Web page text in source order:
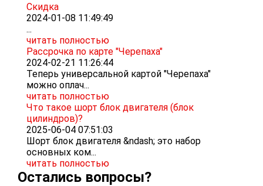
Скидка
2024-01-08 11:49:49
...
читать полностью
Рассрочка по карте "Черепаха"
2024-02-21 11:26:44
Теперь универсальной картой "Черепаха"
можно оплач...
читать полностью
Что такое шорт блок двигателя (блок
цилиндров)?
2025-06-04 07:51:03
Шорт блок двигателя &ndash; это набор
основных ком...
читать полностью
Остались вопросы?